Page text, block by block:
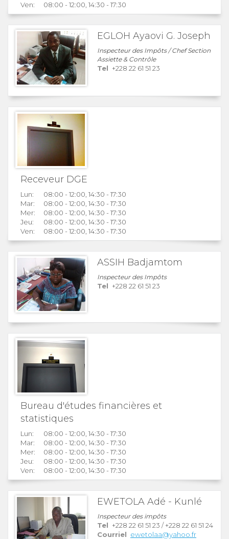
Ven:
08:00 - 12:00, 14:30 - 17:30
EGLOH Ayaovi G. Joseph
Inspecteur des Impôts / Chef Section
Assiette & Contrôle
Tel +228 22 61 51 23
Receveur DGE
Lun:
08:00 - 12:00, 14:30 - 17:30
Mar:
08:00 - 12:00, 14:30 - 17:30
Mer:
08:00 - 12:00, 14:30 - 17:30
Jeu:
08:00 - 12:00, 14:30 - 17:30
Ven:
08:00 - 12:00, 14:30 - 17:30
ASSIH Badjamtom
Inspecteur des Impôts
Tel +228 22 61 51 23
Bureau d'études financières et
statistiques
Lun:
08:00 - 12:00, 14:30 - 17:30
Mar:
08:00 - 12:00, 14:30 - 17:30
Mer:
08:00 - 12:00, 14:30 - 17:30
Jeu:
08:00 - 12:00, 14:30 - 17:30
Ven:
08:00 - 12:00, 14:30 - 17:30
EWETOLA Adé - Kunlé
Inspecteur des impôts
Tel +228 22 61 51 23 /+228 22 61 51 24
Courriel ewetolaa@yahoo.fr